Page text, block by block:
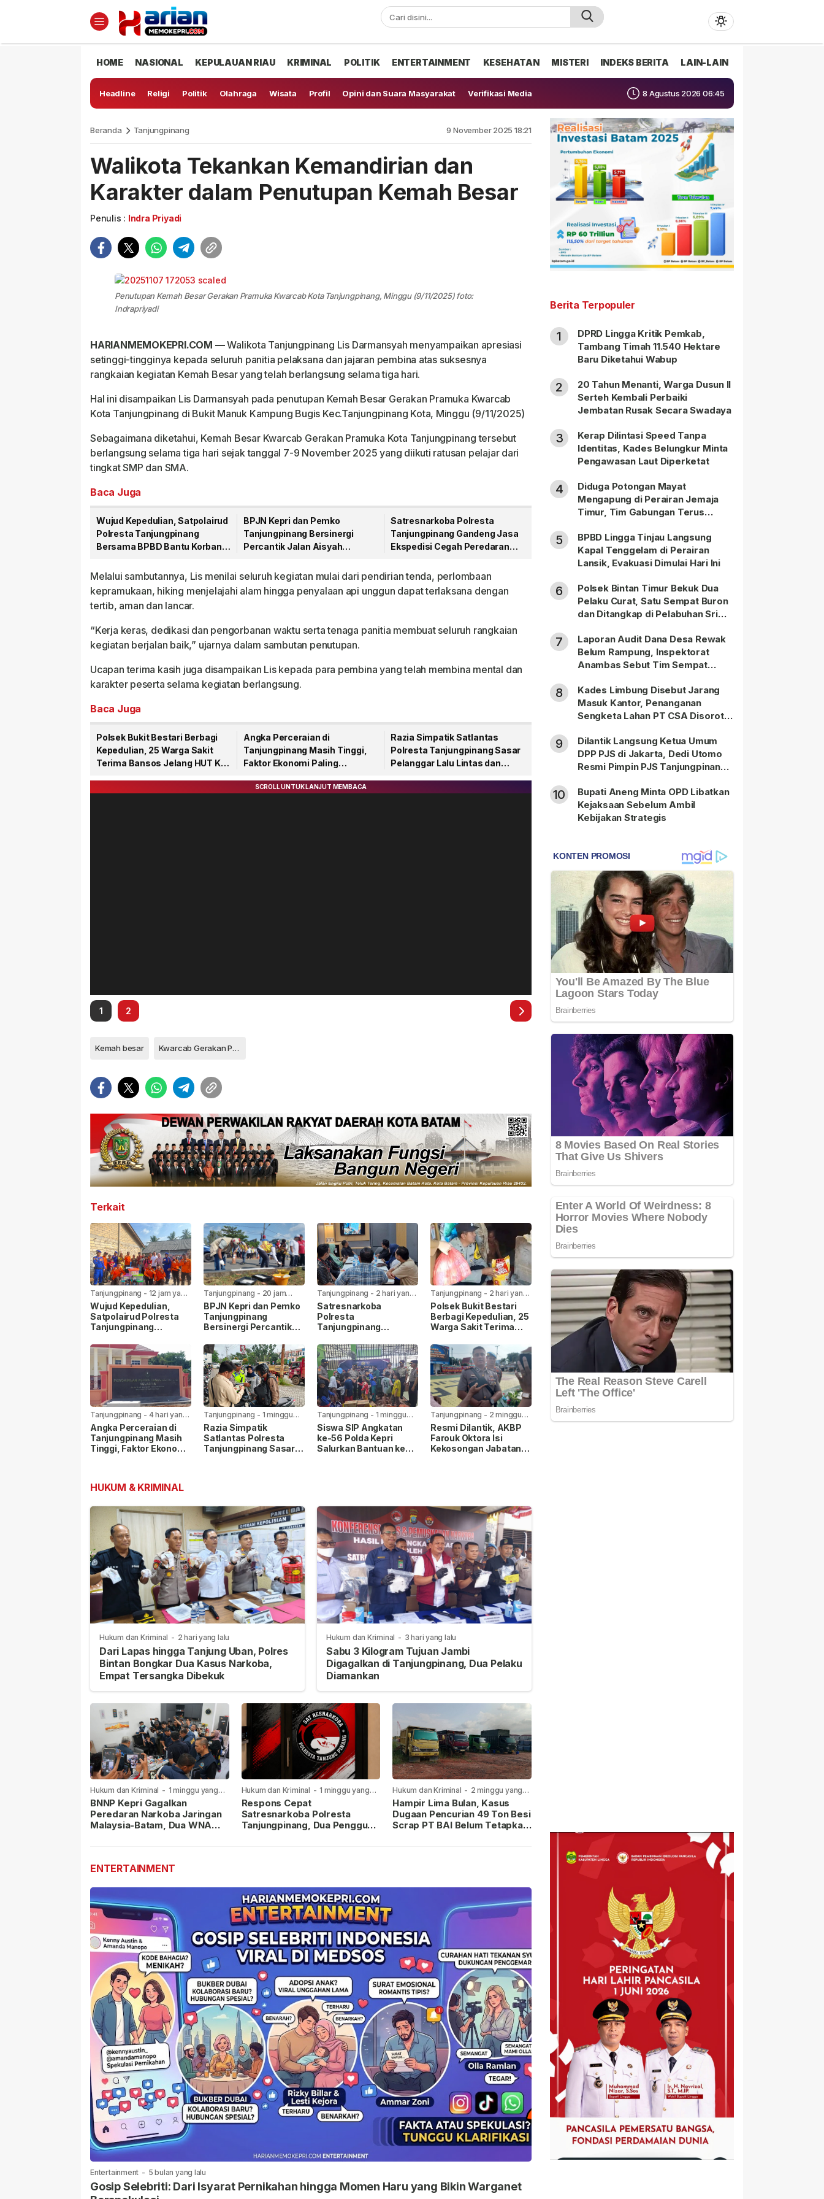
HOME NASIONAL KEPULAUAN RIAU KRIMINAL POLITIK ENTERTAINMENT KESEHATAN MISTERI INDEKS BERITA LAIN-LAIN
Headline Religi Politik Olahraga Wisata Profil Opini dan Suara Masyarakat Verifikasi Media 8 Agustus 2026 06:45
Beranda Tanjungpinang 9 November 2025 18:21
Walikota Tekankan Kemandirian dan
Karakter dalam Penutupan Kemah Besar
Penulis : Indra Priyadi
Penutupan Kemah Besar Gerakan Pramuka Kwarcab Kota Tanjungpinang, Minggu (9/11/2025) foto:
Indrapriyadi
HARIANMEMOKEPRI.COM —Walikota Tanjungpinang Lis Darmansyah menyampaikan apresiasi
setinggi-tingginya kepada seluruh panitia pelaksana dan jajaran pembina atas suksesnya
rangkaian kegiatan Kemah Besar yang telah berlangsung selama tiga hari.
Hal ini disampaikan Lis Darmansyah pada penutupan Kemah Besar Gerakan Pramuka Kwarcab
Kota Tanjungpinang di Bukit Manuk Kampung Bugis Kec.Tanjungpinang Kota, Minggu (9/11/2025)
Sebagaimana diketahui, Kemah Besar Kwarcab Gerakan Pramuka Kota Tanjungpinang tersebut
berlangsung selama tiga hari sejak tanggal 7-9 November 2025 yang diikuti ratusan pelajar dari
tingkat SMP dan SMA.
Baca Juga
Wujud Kepedulian, Satpolairud
Polresta Tanjungpinang
Bersama BPBD Bantu Korban
BPJN Kepri dan Pemko
Tanjungpinang Bersinergi
Percantik Jalan Aisyah
Satresnarkoba Polresta
Tanjungpinang Gandeng Jasa
Ekspedisi Cegah Peredaran
Melalui sambutannya, Lis menilai seluruh kegiatan mulai dari pendirian tenda, perlombaan
kepramukaan, hiking menjelajahi alam hingga penyalaan api unggun dapat terlaksana dengan
tertib, aman dan lancar.
“Kerja keras, dedikasi dan pengorbanan waktu serta tenaga panitia membuat seluruh rangkaian
kegiatan berjalan baik,” ujarnya dalam sambutan penutupan.
Ucapan terima kasih juga disampaikan Lis kepada para pembina yang telah membina mental dan
karakter peserta selama kegiatan berlangsung.
Baca Juga
Polsek Bukit Bestari Berbagi
Kepedulian, 25 Warga Sakit
Terima Bansos Jelang HUT Ke-
Angka Perceraian di
Tanjungpinang Masih Tinggi,
Faktor Ekonomi Paling
Razia Simpatik Satlantas
Polresta Tanjungpinang Sasar
Pelanggar Lalu Lintas dan
1 2
Kemah besar Kwarcab Gerakan Pramuka Tanjungpinang
Terkait
Tanjungpinang - 12 jam yang
lalu
Wujud Kepedulian,
Satpolairud Polresta
Tanjungpinang
Korban Laka Laut
Tanjungpinang - 20 jam
yang lalu
BPJN Kepri dan Pemko
Tanjungpinang
Bersinergi Percantik
Menjelang HUT RI
Tanjungpinang - 2 hari yang
lalu
Satresnarkoba
Polresta
Tanjungpinang
Ekspedisi Cegah
Peredaran Narkoba
Lewat Paket Kiriman
Tanjungpinang - 2 hari yang
lalu
Polsek Bukit Bestari
Berbagi Kepedulian, 25
Warga Sakit Terima
81 RI
Tanjungpinang - 4 hari yang
lalu
Angka Perceraian di
Tanjungpinang Masih
Tinggi, Faktor Ekonomi
Tanjungpinang - 1 minggu
yang lalu
Razia Simpatik
Satlantas Polresta
Tanjungpinang Sasar
Tanjungpinang - 1 minggu
yang lalu
Siswa SIP Angkatan
ke-56 Polda Kepri
Salurkan Bantuan ke
Tanjungpinang - 2 minggu
yang lalu
Resmi Dilantik, AKBP
Farouk Oktora Isi
Kekosongan Jabatan
HUKUM & KRIMINAL
Hukum dan Kriminal - 2 hari yang lalu
Dari Lapas hingga Tanjung Uban, Polres
Bintan Bongkar Dua Kasus Narkoba,
Empat Tersangka Dibekuk
Hukum dan Kriminal - 3 hari yang lalu
Sabu 3 Kilogram Tujuan Jambi
Digagalkan di Tanjungpinang, Dua Pelaku
Diamankan
Hukum dan Kriminal - 1 minggu yang
lalu
BNNP Kepri Gagalkan
Peredaran Narkoba Jaringan
Malaysia-Batam, Dua WNA
Hukum dan Kriminal - 1 minggu yang
lalu
Respons Cepat
Satresnarkoba Polresta
Tanjungpinang, Dua Pengguna
Hukum dan Kriminal - 2 minggu yang
lalu
Hampir Lima Bulan, Kasus
Dugaan Pencurian 49 Ton Besi
Scrap PT BAI Belum Tetapkan
ENTERTAINMENT
Entertainment - 5 bulan yang lalu
Gosip Selebriti: Dari Isyarat Pernikahan hingga Momen Haru yang Bikin Warganet
Berita Terpopuler
1
DPRD Lingga Kritik Pemkab,
Tambang Timah 11.540 Hektare
Baru Diketahui Wabup
2
20 Tahun Menanti, Warga Dusun II
Serteh Kembali Perbaiki
Jembatan Rusak Secara Swadaya
3
Kerap Dilintasi Speed Tanpa
Identitas, Kades Belungkur Minta
Pengawasan Laut Diperketat
4
Diduga Potongan Mayat
Mengapung di Perairan Jemaja
Timur, Tim Gabungan Terus
5
BPBD Lingga Tinjau Langsung
Kapal Tenggelam di Perairan
Lansik, Evakuasi Dimulai Hari Ini
6
Polsek Bintan Timur Bekuk Dua
Pelaku Curat, Satu Sempat Buron
dan Ditangkap di Pelabuhan Sri
7
Laporan Audit Dana Desa Rewak
Belum Rampung, Inspektorat
Anambas Sebut Tim Sempat
8
Kades Limbung Disebut Jarang
Masuk Kantor, Penanganan
Sengketa Lahan PT CSA Disorot
9
Dilantik Langsung Ketua Umum
DPP PJS di Jakarta, Dedi Utomo
Resmi Pimpin PJS Tanjungpinang-
10
Bupati Aneng Minta OPD Libatkan
Kejaksaan Sebelum Ambil
Kebijakan Strategis